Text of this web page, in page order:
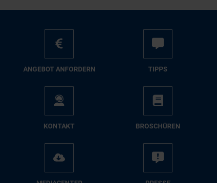
AN­GE­BOT AN­FOR­DERN TIPPS
KON­TAKT BRO­SCHÜ­REN